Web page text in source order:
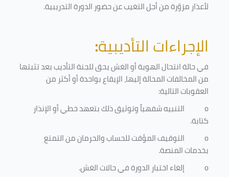
لأعذار مزوّرة من أجل التغيب عن حضور الدورة التدريبية.
الإجراءات التأديبية:
في حالة انتحال الهوية أو الغش يحق للجنة التأديب بعد تثبتها
من المخالفات المحالة إليها، الإيقاع بواحدة أو أكثر من
العقوبات التالية:
o
التنبيه شفهياً وتوثيق ذلك بتعهد خطي أو الإنذار
كتابة.
o
التوقيف المؤقت للحساب والحرمان من التمتع
بخدمات المنصة.
o
إلغاء اختبار الدورة في حالات الغش.